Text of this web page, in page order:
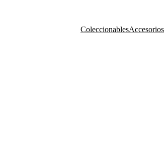
ColeccionablesAccesorios